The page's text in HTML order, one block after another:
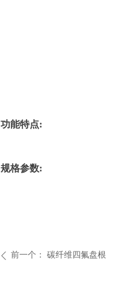
ꄴ 前一个： 碳纤维四氟盘根
功能特点:
规格参数: